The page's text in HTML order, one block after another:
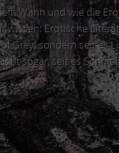
Wann und wie die
wissen: Erotische
Grey, sondern seit es
sogar, seit es Schrift